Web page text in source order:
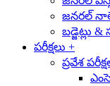
జనరల్‌
బడ్జెట్లు &
పరీక్షలు +
ప్రవేశ